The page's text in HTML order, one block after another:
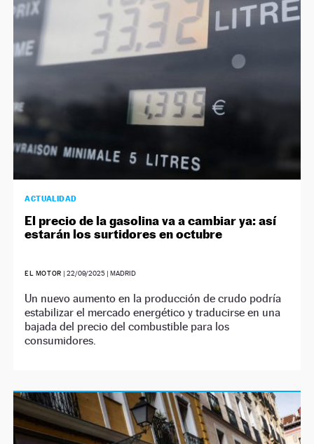
NEWSLETTER
ACTUALIDAD
El precio de la gasolina va a cambiar ya: así
estarán los surtidores en octubre
EL MOTOR | 22/09/2025| MADRID
Un nuevo aumento en la producción de crudo podría
estabilizar el mercado energético y traducirse en una
bajada del precio del combustible para los
consumidores.